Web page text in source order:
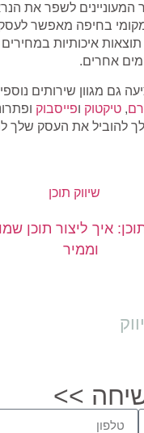
המעוניינים לשפר את
בחיפה מאפשר
איכותיות
אחרים.
גם מגוון שירותים
, טיקטוק ופייסבוק
להוביל את העסק שלך
איך ליצור תוכן
וממיר
>>